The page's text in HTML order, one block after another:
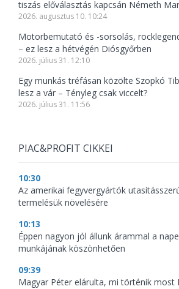
tiszás előválasztás kapcsán Németh
2026. augusztus 10. 10:24
Motorbemutató és -sorsolás,
– ez lesz a hétvégén Diósgyőrben
2026. július 31. 12:10
Egy munkás tréfásan közölte Szopkó
lesz a vár – Tényleg csak viccelt?
2026. július 31. 11:56
PIAC&PROFIT CIKKEI
10:30
Az amerikai fegyvergyártók
termelésük növelésére
10:13
Éppen nagyon jól állunk árammal a
munkájának köszönhetően
09:39
Magyar Péter elárulta, mi történik most